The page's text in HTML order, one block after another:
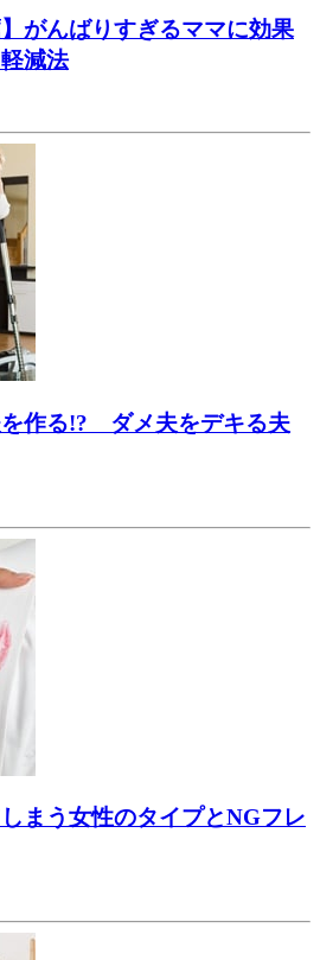
がんばりすぎるママに効果
減法
作る!? ダメ夫をデキる夫
まう女性のタイプとNGフレ